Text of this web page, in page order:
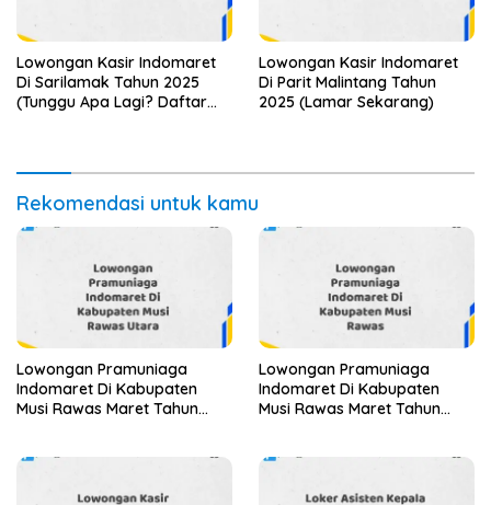
Lowongan Kasir Indomaret
Di Sarilamak Tahun 2025
(Tunggu Apa Lagi? Daftar
Lowongan Kasir Indomaret
Di Parit Malintang Tahun
2025 (Lamar Sekarang)
Rekomendasi untuk kamu
Lowongan Pramuniaga
Indomaret Di Kabupaten
Musi Rawas Maret Tahun
Lowongan Pramuniaga
Indomaret Di Kabupaten
Musi Rawas Maret Tahun